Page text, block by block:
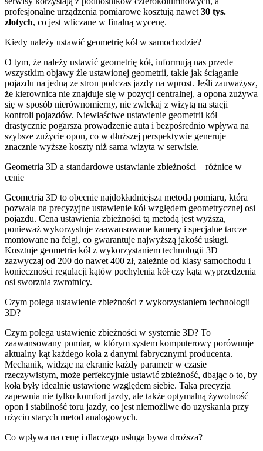
profesjonalne urządzenia pomiarowe kosztują nawet 30 tys.
złotych, co jest wliczane w finalną wycenę.
Kiedy należy ustawić geometrię kół w samochodzie?
O tym, że należy ustawić geometrię kół, informują nas przede
wszystkim objawy źle ustawionej geometrii, takie jak ściąganie
pojazdu na jedną ze stron podczas jazdy na wprost. Jeśli zauważysz,
że kierownica nie znajduje się w pozycji centralnej, a opona zużywa
się w sposób nierównomierny, nie zwlekaj z wizytą na stacji
kontroli pojazdów. Niewłaściwe ustawienie geometrii kół
drastycznie pogarsza prowadzenie auta i bezpośrednio wpływa na
szybsze zużycie opon, co w dłuższej perspektywie generuje
znacznie wyższe koszty niż sama wizyta w serwisie.
Geometria 3D a standardowe ustawianie zbieżności – różnice w
cenie
Geometria 3D to obecnie najdokładniejsza metoda pomiaru, która
pozwala na precyzyjne ustawienie kół względem geometrycznej osi
pojazdu. Cena ustawienia zbieżności tą metodą jest wyższa,
ponieważ wykorzystuje zaawansowane kamery i specjalne tarcze
montowane na felgi, co gwarantuje najwyższą jakość usługi.
Kosztuje geometria kół z wykorzystaniem technologii 3D
zazwyczaj od 200 do nawet 400 zł, zależnie od klasy samochodu i
konieczności regulacji kątów pochylenia kół czy kąta wyprzedzenia
osi sworznia zwrotnicy.
Czym polega ustawienie zbieżności z wykorzystaniem technologii
3D?
Czym polega ustawienie zbieżności w systemie 3D? To
zaawansowany pomiar, w którym system komputerowy porównuje
aktualny kąt każdego koła z danymi fabrycznymi producenta.
Mechanik, widząc na ekranie każdy parametr w czasie
rzeczywistym, może perfekcyjnie ustawić zbieżność, dbając o to, by
koła były idealnie ustawione względem siebie. Taka precyzja
zapewnia nie tylko komfort jazdy, ale także optymalną żywotność
opon i stabilność toru jazdy, co jest niemożliwe do uzyskania przy
użyciu starych metod analogowych.
Co wpływa na cenę i dlaczego usługa bywa droższa?